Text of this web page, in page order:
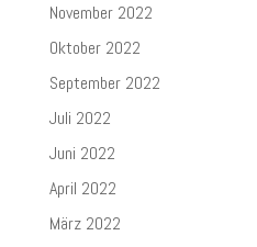
November 2022
Oktober 2022
September 2022
Juli 2022
Juni 2022
April 2022
März 2022